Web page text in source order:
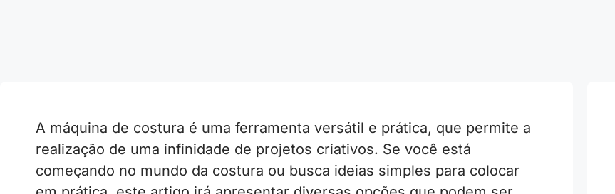
A máquina de costura é uma ferramenta versátil e prática, que permite a
realização de uma infinidade de projetos criativos. Se você está
começando no mundo da costura ou busca ideias simples para colocar